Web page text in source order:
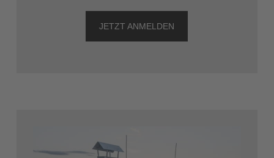
JETZT ANMELDEN